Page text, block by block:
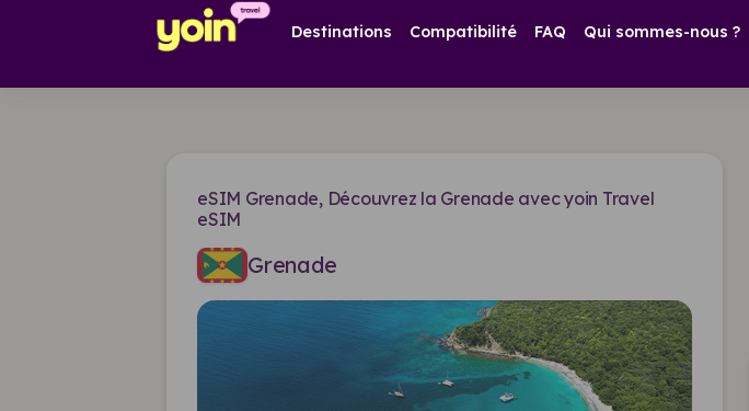
Destinations Compatibilité FAQ Qui sommes-nous ?
eSIM Grenade, Découvrez la Grenade avec yoin Travel
eSIM
Grenade